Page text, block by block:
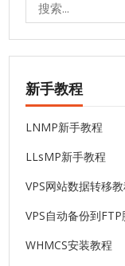
新手教程
LNMP新手教程
LLsMP新手教程
VPS网站数据转移
VPS自动备份到FTP
WHMCS安装教程